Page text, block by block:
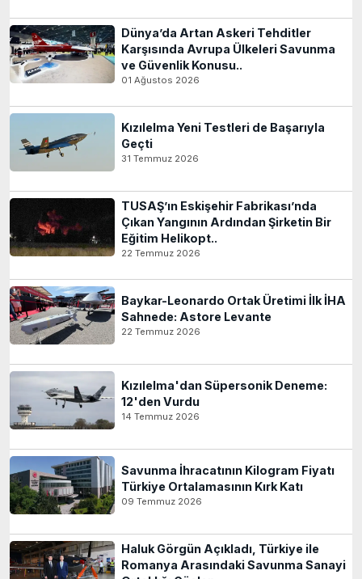
Dünya’da Artan Askeri Tehditler
Karşısında Avrupa Ülkeleri Savunma
ve Güvenlik Konusu..
01 Ağustos 2026
Kızılelma Yeni Testleri de Başarıyla
Geçti
31 Temmuz 2026
TUSAŞ’ın Eskişehir Fabrikası’nda
Çıkan Yangının Ardından Şirketin Bir
Eğitim Helikopt..
22 Temmuz 2026
Baykar-Leonardo Ortak Üretimi İlk İHA
Sahnede: Astore Levante
22 Temmuz 2026
Kızılelma'dan Süpersonik Deneme:
12'den Vurdu
14 Temmuz 2026
Savunma İhracatının Kilogram Fiyatı
Türkiye Ortalamasının Kırk Katı
09 Temmuz 2026
Haluk Görgün Açıkladı, Türkiye ile
Romanya Arasındaki Savunma Sanayi